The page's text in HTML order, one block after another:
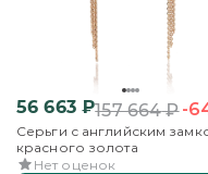
56 663₽157 664₽-
Серьги с английским
красного золота
Нет оценок